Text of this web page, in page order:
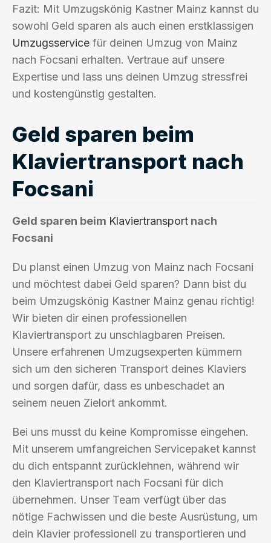
Fazit: Mit Umzugskönig Kastner Mainz kannst du
sowohl Geld sparen als auch einen erstklassigen
Umzugsservice für deinen Umzug von Mainz
nach Focsani erhalten. Vertraue auf unsere
Expertise und lass uns deinen Umzug stressfrei
und kostengünstig gestalten.
Geld sparen beim
Klaviertransport nach
Focsani
Geld sparen beim Klaviertransport nach
Focsani
Du planst einen Umzug von Mainz nach Focsani
und möchtest dabei Geld sparen? Dann bist du
beim Umzugskönig Kastner Mainz genau richtig!
Wir bieten dir einen professionellen
Klaviertransport zu unschlagbaren Preisen.
Unsere erfahrenen Umzugsexperten kümmern
sich um den sicheren Transport deines Klaviers
und sorgen dafür, dass es unbeschadet an
seinem neuen Zielort ankommt.
Bei uns musst du keine Kompromisse eingehen.
Mit unserem umfangreichen Servicepaket kannst
du dich entspannt zurücklehnen, während wir
den Klaviertransport nach Focsani für dich
übernehmen. Unser Team verfügt über das
nötige Fachwissen und die beste Ausrüstung, um
dein Klavier professionell zu transportieren und